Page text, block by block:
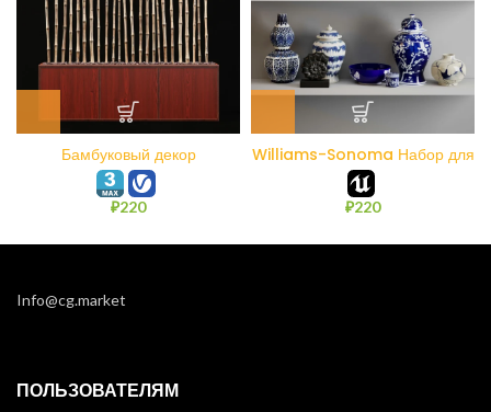
Бамбуковый декор
WoodFundament
₽220
Williams-Sonoma Набор для
домашнего декора 2
₽220
Info@cg.market
ПОЛЬЗОВАТЕЛЯМ